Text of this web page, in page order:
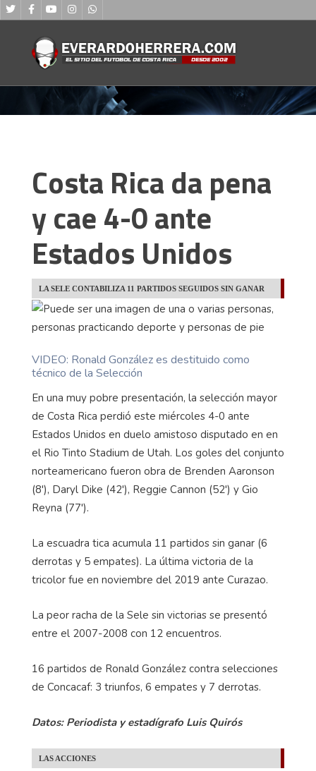
Costa Rica da pena
y cae 4-0 ante
Estados Unidos
LA SELE CONTABILIZA 11 PARTIDOS SEGUIDOS SIN GANAR
VIDEO: Ronald González es destituido como
técnico de la Selección
En una muy pobre presentación, la selección mayor
de Costa Rica perdió este miércoles 4-0 ante
Estados Unidos en duelo amistoso disputado en en
el Rio Tinto Stadium de Utah. Los goles del conjunto
norteamericano fueron obra de Brenden Aaronson
(8'), Daryl Dike (42'), Reggie Cannon (52') y Gio
Reyna (77').
La escuadra tica acumula 11 partidos sin ganar (6
derrotas y 5 empates). La última victoria de la
tricolor fue en noviembre del 2019 ante Curazao.
La peor racha de la Sele sin victorias se presentó
entre el 2007-2008 con 12 encuentros.
16 partidos de Ronald González contra selecciones
de Concacaf: 3 triunfos, 6 empates y 7 derrotas.
Datos: Periodista y estadígrafo Luis Quirós
LAS ACCIONES